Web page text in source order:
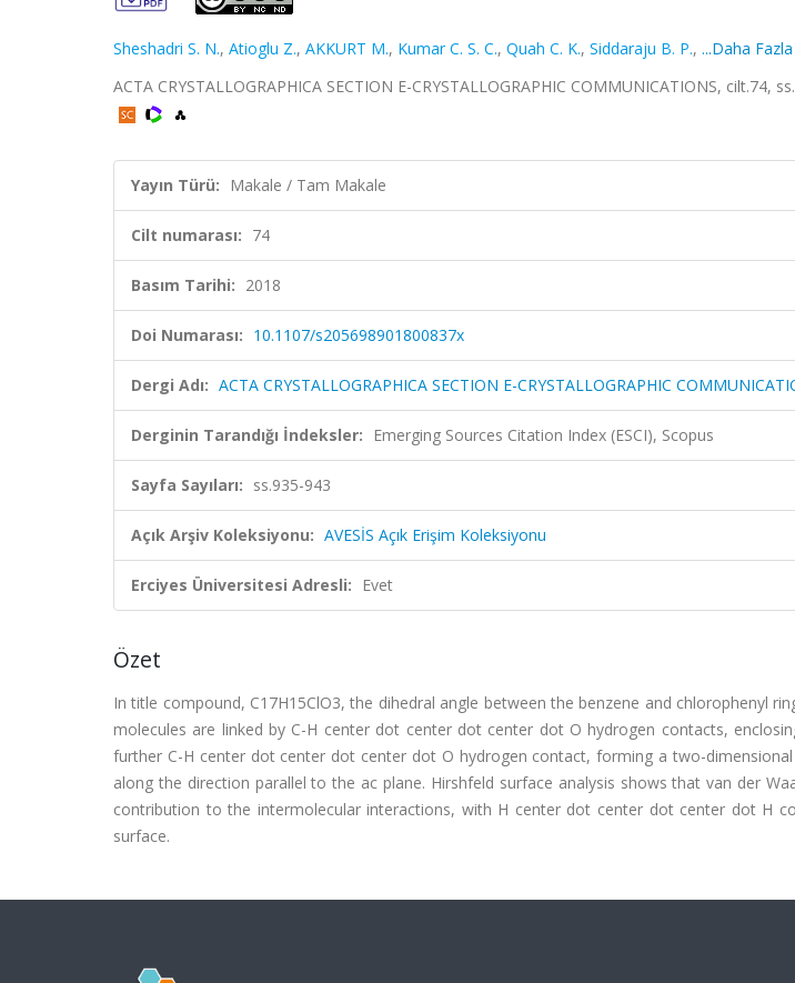
Sheshadri S. N., Atioglu Z., AKKURT M., Kumar C. S. C., Quah C. K., Siddaraju B. P., ...Daha Fazla
ACTA CRYSTALLOGRAPHICA SECTION E-CRYSTALLOGRAPHIC COMMUNICATIONS, cilt.74,
Yayın Türü: Makale / Tam Makale
Cilt numarası: 74
Basım Tarihi: 2018
Doi Numarası: 10.1107/s205698901800837x
Dergi Adı: ACTA CRYSTALLOGRAPHICA SECTION E-CRYSTALLOGRAPHIC
Derginin Tarandığı İndeksler: Emerging Sources Citation Index (ESCI), Scopus
Sayfa Sayıları: ss.935-943
Açık Arşiv Koleksiyonu: AVESİS Açık Erişim Koleksiyonu
Erciyes Üniversitesi Adresli: Evet
Özet
In title compound, C17H15ClO3, the dihedral angle between the benzene and chlorophenyl
molecules are linked by C-H center dot center dot center dot O hydrogen contacts,
further C-H center dot center dot center dot O hydrogen contact, forming a two-
along the direction parallel to the ac plane. Hirshfeld surface analysis shows that van der
contribution to the intermolecular interactions, with H center dot center dot center dot H
surface.